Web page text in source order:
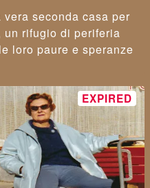
seconda casa per
rifugio di periferia
loro paure e speranze